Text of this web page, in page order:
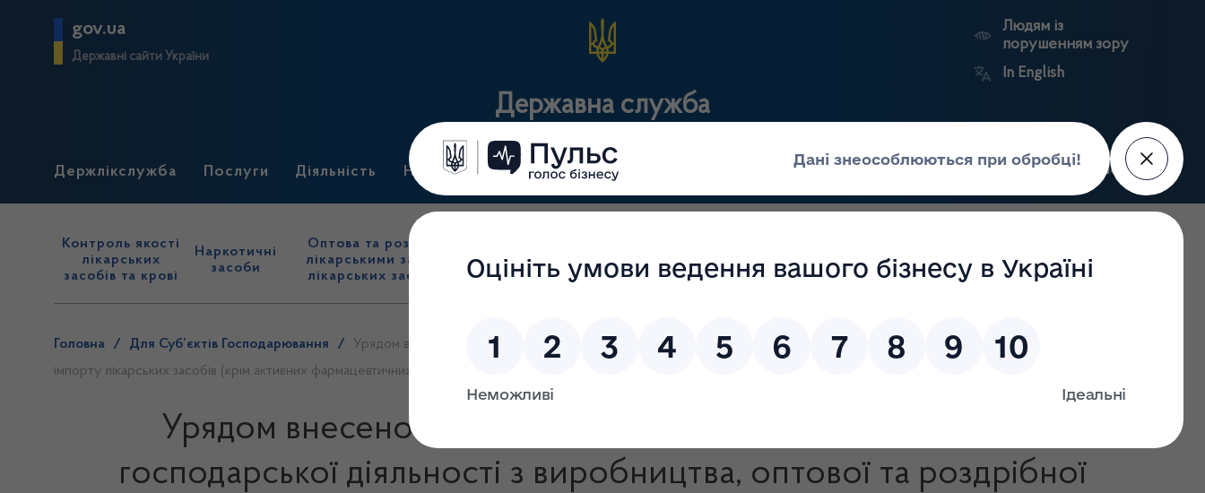
gov.ua
Державні сайти України
Державна служба
Людям із
порушенням зору
In English
Держлікслужба Послуги Діяльність Нормативні документи Для громадськості Прес-центр Пошук
Контроль якості
лікарських
засобів та крові
Наркотичні
засоби
Оптова та роздрібна торгівля
лікарськими засобами, імпорт
лікарських засобів (крім АФІ)
нагляд
(контроль)
засобів, крові та
сертифікація
нагляд
реєстри
портал
Держлікслужби
Головна / Для Суб’єктів Господарювання /
Урядом внесено зміни до Ліцензійних умов провадження господарської діяльності з виробництва, оптової та роздрібної торгівлі,
імпорту лікарських засобів (крім активних фармацевтичних інгредієнтів)
Урядом внесено зміни до Ліцензійних умов провадження
господарської діяльності з виробництва, оптової та роздрібної